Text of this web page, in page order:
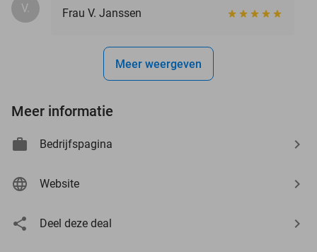
V. Frau V. Janssen
Meer weergeven
Meer informatie
Bedrijfspagina
Website
Deel deze deal